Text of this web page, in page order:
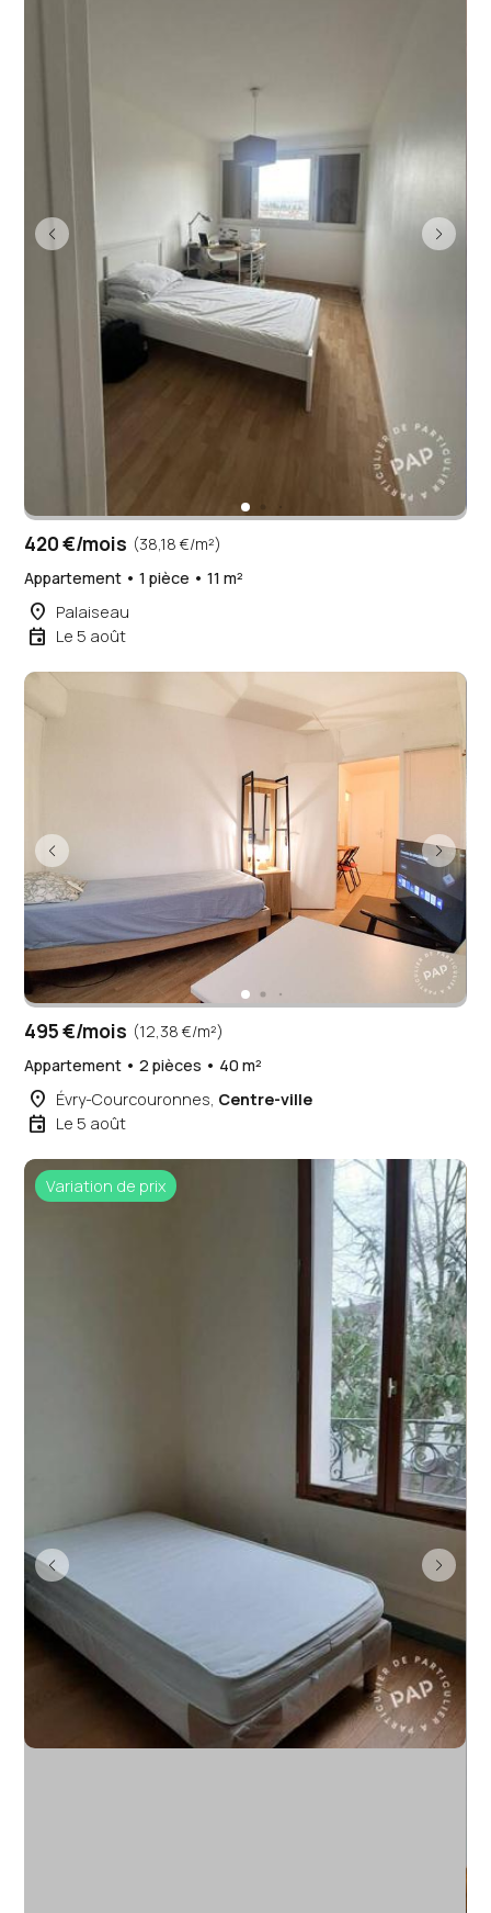
420 €/mois (38,18 €/m²)
Appartement • 1 pièce • 11 m²
place Palaiseau
event Le 5 août
495 €/mois (12,38 €/m²)
Appartement • 2 pièces • 40 m²
place Évry-Courcouronnes, Centre-ville
event Le 5 août
Variation de prix